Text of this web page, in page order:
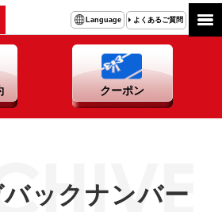
Language よくあるご質問
クーポン
ックナンバー